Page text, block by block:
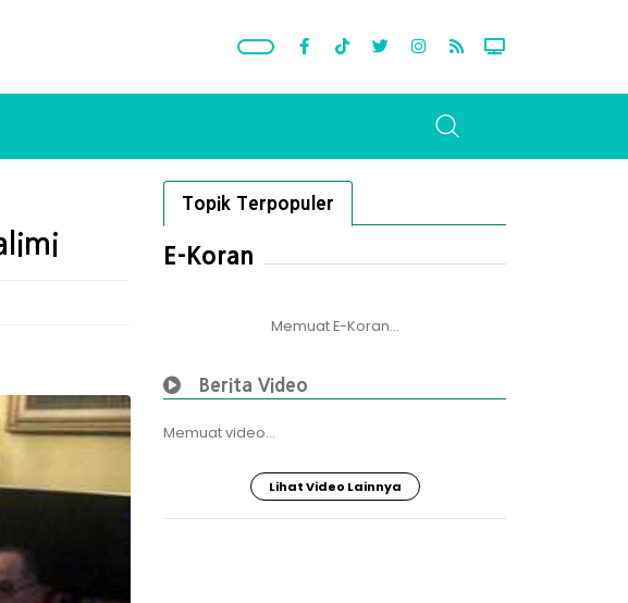
Topik Terpopuler
E-Koran
Memuat E-Koran...
Berita Video
Memuat video...
Lihat Video Lainnya